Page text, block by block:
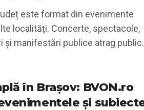
este format din evenimente
localități. Concerte, spectacole,
și manifestări publice atrag
în Brașov: BVON.ro
și